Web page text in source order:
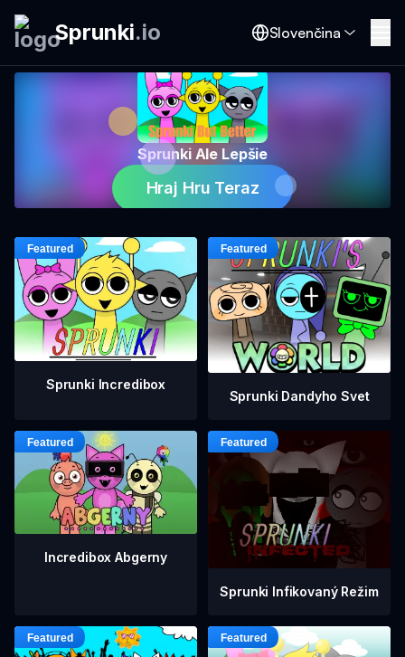
Sprunki.io Slovenčina
Sprunki Ale Lepšie
Hraj Hru Teraz
Sprunki Incredibox
Sprunki Dandyho Svet
Incredibox Abgerny
Sprunki Infikovaný Režim